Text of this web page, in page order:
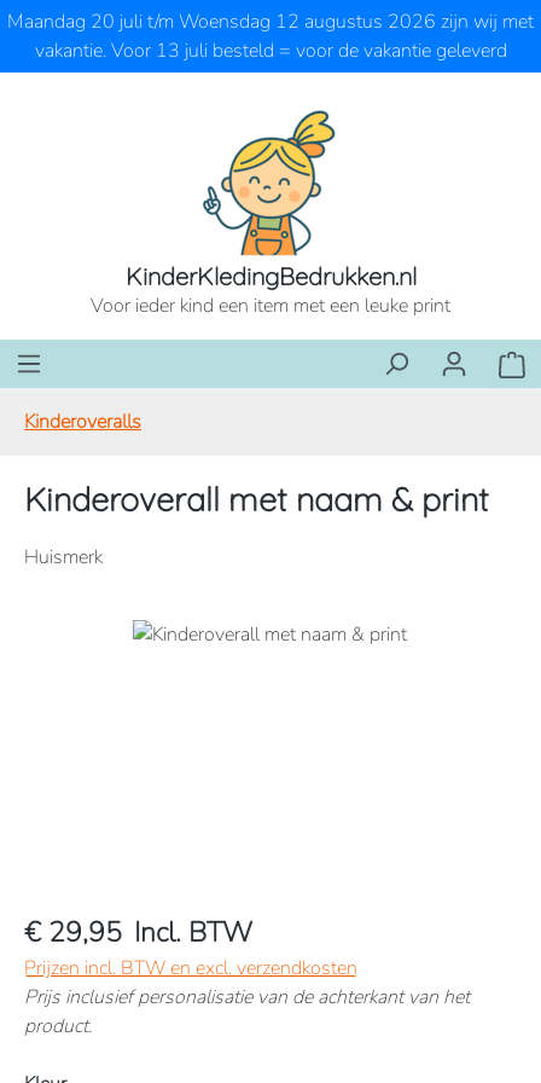
Ga naar de hoofdinhoud
Maandag 20 juli t/m Woensdag 12 augustus 2026 zijn wij met
vakantie. Voor 13 juli besteld = voor de vakantie geleverd
KinderKledingBedrukken.nl
Voor ieder kind een item met een leuke print
Kinderoveralls
Kinderoverall met naam & print
Huismerk
Afbeeldingengalerij overslaan
€ 29,95 Incl. BTW
Prijzen incl. BTW en excl. verzendkosten
Prijs inclusief personalisatie van de achterkant van het
product.